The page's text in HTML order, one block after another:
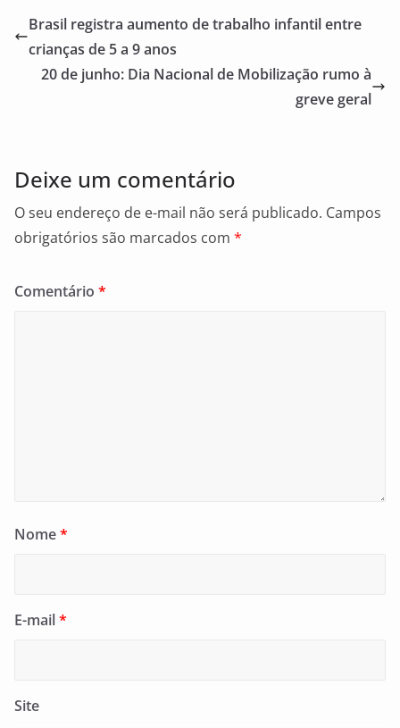
e
b
o
l e
Brasil registra aumento de trabalho infantil entre
crianças de 5 a 9 anos
20 de junho: Dia Nacional de Mobilização rumo à
greve geral
Deixe um comentário
O seu endereço de e-mail não será publicado. Campos
obrigatórios são marcados com *
Comentário *
Nome*
E-mail*
Site